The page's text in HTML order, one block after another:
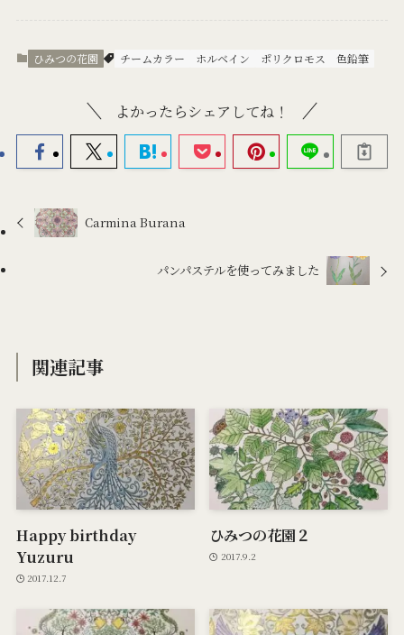
ひみつの花園 チームカラー ホルベイン ポリクロモス 色鉛筆
よかったらシェアしてね！
Carmina Burana
パンパステルを使ってみました
関連記事
Happy birthday
Yuzuru
2017.12.7
ひみつの花園２
2017.9.2